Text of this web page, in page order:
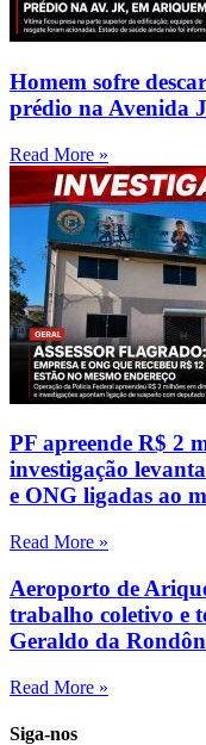
Homem sofre
prédio na Avenida
Read More »
PF apreende R$ 2
investigação
e ONG ligadas ao
Read More »
Aeroporto de
trabalho coletivo e
Geraldo da
Read More »
Siga-nos